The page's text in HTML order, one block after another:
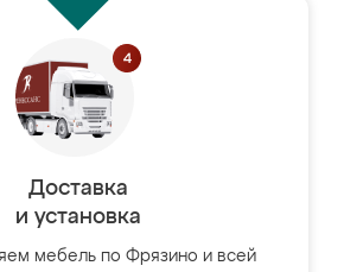
Доставка
и установка
мебель по Фрязино и всей